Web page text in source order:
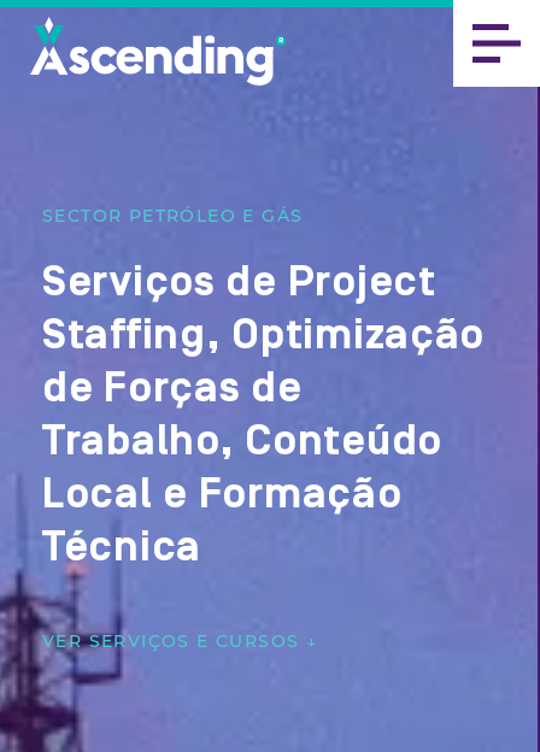
SECTOR PETRÓLEO E GÁS
Serviços de Project
Staffing, Optimização
de Forças de
Trabalho, Conteúdo
Local e Formação
Técnica
VER SERVIÇOS E CURSOS ↓